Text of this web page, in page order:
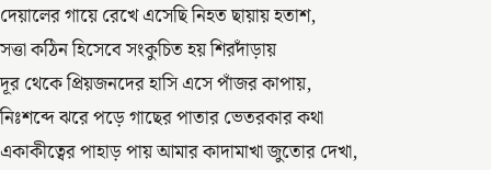
দেয়ালের গায়ে রেখে এসেছি নিহত ছায়ায় হতাশ,
সত্তা কঠিন হিসেবে সংকুচিত হয় শিরদাঁড়ায়
দূর থেকে প্রিয়জনদের হাসি এসে পাঁজর কাপায়,
নিঃশব্দে ঝরে পড়ে গাছের পাতার ভেতরকার কথা
একাকীত্বের পাহাড় পায় আমার কাদামাখা জুতোর দেখা,